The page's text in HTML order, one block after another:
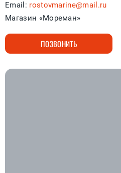
Email: rostovmarine@mail.ru
Магазин «Мореман»
ПОЗВОНИТЬ